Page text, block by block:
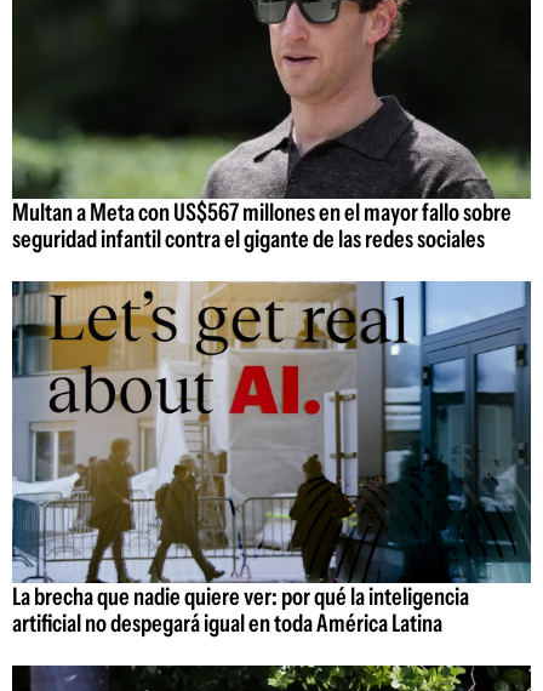
Multan a Meta con US$567 millones en el mayor fallo sobre
seguridad infantil contra el gigante de las redes sociales
La brecha que nadie quiere ver: por qué la inteligencia
artificial no despegará igual en toda América Latina